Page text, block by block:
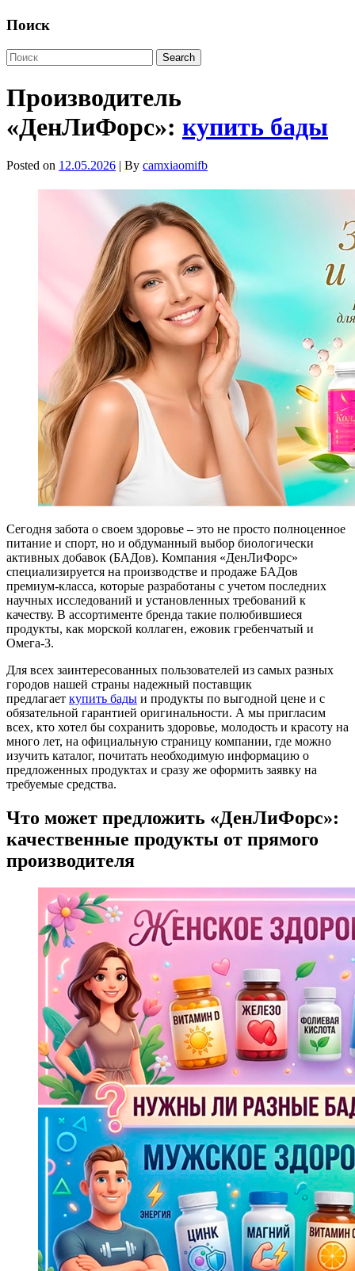
Поиск
Производитель
«ДенЛиФорс»: купить бады
Posted on 12.05.2026 | By camxiaomifb
Сегодня забота о своем здоровье – это не просто полноценное
питание и спорт, но и обдуманный выбор биологически
активных добавок (БАДов). Компания «ДенЛиФорс»
специализируется на производстве и продаже БАДов
премиум-класса, которые разработаны с учетом последних
научных исследований и установленных требований к
качеству. В ассортименте бренда такие полюбившиеся
продукты, как морской коллаген, ежовик гребенчатый и
Омега-3.
Для всех заинтересованных пользователей из самых разных
городов нашей страны надежный поставщик
предлагает купить бады и продукты по выгодной цене и с
обязательной гарантией оригинальности. А мы пригласим
всех, кто хотел бы сохранить здоровье, молодость и красоту на
много лет, на официальную страницу компании, где можно
изучить каталог, почитать необходимую информацию о
предложенных продуктах и сразу же оформить заявку на
требуемые средства.
Что может предложить «ДенЛиФорс»:
качественные продукты от прямого
производителя